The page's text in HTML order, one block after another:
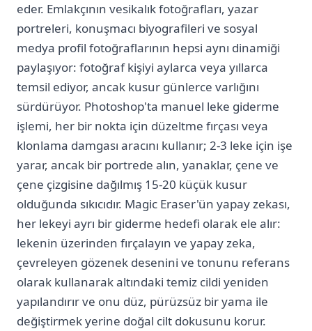
eder. Emlakçının vesikalık fotoğrafları, yazar
portreleri, konuşmacı biyografileri ve sosyal
medya profil fotoğraflarının hepsi aynı dinamiği
paylaşıyor: fotoğraf kişiyi aylarca veya yıllarca
temsil ediyor, ancak kusur günlerce varlığını
sürdürüyor. Photoshop'ta manuel leke giderme
işlemi, her bir nokta için düzeltme fırçası veya
klonlama damgası aracını kullanır; 2-3 leke için işe
yarar, ancak bir portrede alın, yanaklar, çene ve
çene çizgisine dağılmış 15-20 küçük kusur
olduğunda sıkıcıdır. Magic Eraser'ün yapay zekası,
her lekeyi ayrı bir giderme hedefi olarak ele alır:
lekenin üzerinden fırçalayın ve yapay zeka,
çevreleyen gözenek desenini ve tonunu referans
olarak kullanarak altındaki temiz cildi yeniden
yapılandırır ve onu düz, pürüzsüz bir yama ile
değiştirmek yerine doğal cilt dokusunu korur.